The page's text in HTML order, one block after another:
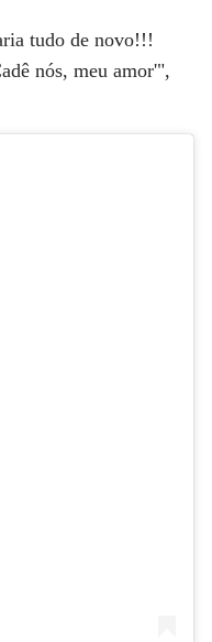
tudo de novo!!!
nós, meu amor'",